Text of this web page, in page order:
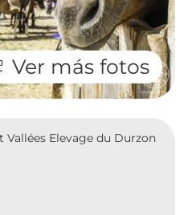
Ver más fotos
Vallées Elevage du Durzon